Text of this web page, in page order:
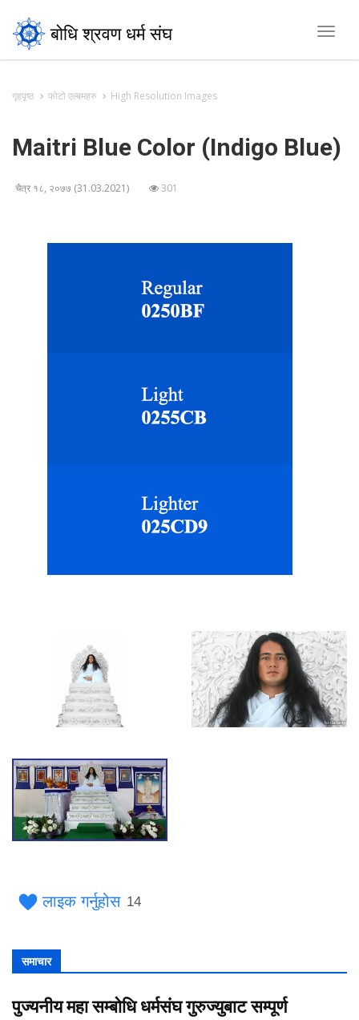
बोधि श्रवण धर्म संघ
गृहपृष्ठ फोटो एल्बमहरु High Resolution Images
Maitri Blue Color (Indigo Blue)
चैत्र १८, २०७७ (31.03.2021) 301
लाइक गर्नुहोस 14
समाचार
पुज्यनीय महा सम्बोधि धर्मसंघ गुरुज्युबाट सम्पूर्ण